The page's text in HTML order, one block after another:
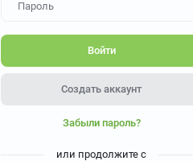
Войти
Создать аккаунт
Забыли пароль?
или продолжите с